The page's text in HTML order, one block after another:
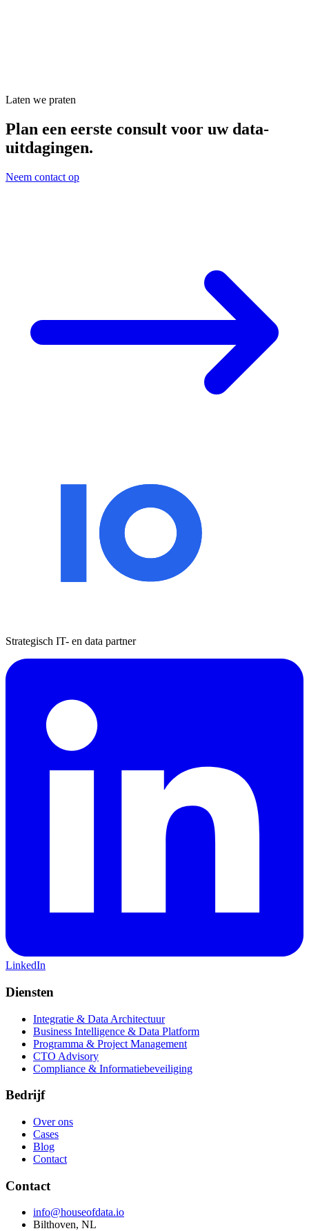
Laten we praten
Plan een eerste consult voor uw data-
uitdagingen.
Neem contact op
Strategisch IT- en data partner
LinkedIn
Diensten
Integratie & Data Architectuur
Business Intelligence & Data Platform
Programma & Project Management
CTO Advisory
Compliance & Informatiebeveiliging
Bedrijf
Over ons
Cases
Blog
Contact
Contact
info@houseofdata.io
Bilthoven, NL